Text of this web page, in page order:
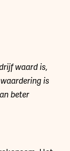
waard is,
is
beter